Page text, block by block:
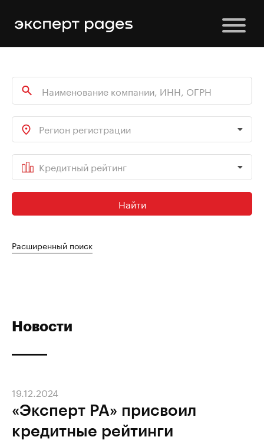
Регион регистрации
Кредитный рейтинг
Найти
Расширенный поиск
Новости
«Эксперт РА» присвоил
кредитные рейтинги
19.12.2024